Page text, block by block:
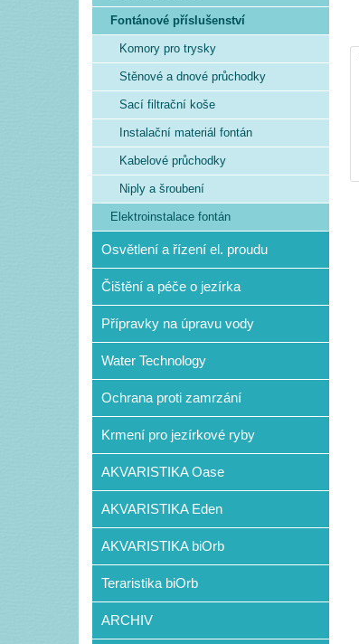
Fontánové příslušenství
Komory pro trysky
Stěnové a dnové průchodky
Sací filtrační koše
Instalační materiál fontán
Kabelové průchodky
Niply a šroubení
Elektroinstalace fontán
Osvětlení a řízení el. proudu
Čištění a péče o jezírka
Přípravky na úpravu vody
Water Technology
Ochrana proti zamrzání
Krmení pro jezírkové ryby
AKVARISTIKA Oase
AKVARISTIKA Eden
AKVARISTIKA biOrb
Teraristika biOrb
ARCHIV